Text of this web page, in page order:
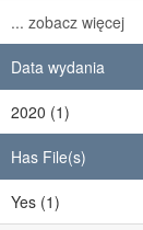
... zobacz więcej
Data wydania
2020 (1)
Has File(s)
Yes (1)